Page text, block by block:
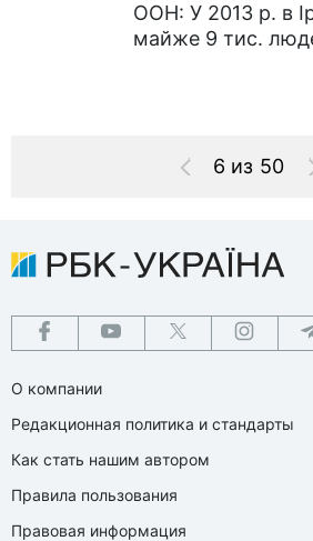
ООН: У 2013 р. в
майже 9 тис.
6 из 50
О компании
Редакционная политика и стандарты
Как стать нашим автором
Правила пользования
Правовая информация